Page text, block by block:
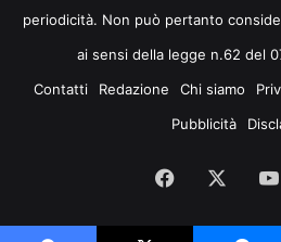
periodicità. Non può pertanto
ai sensi della legge n.62 del
Contatti
Redazione Chi siamo
Pubblicità